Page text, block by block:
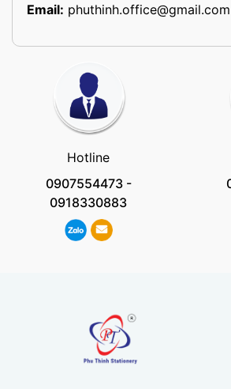
Email: phuthinh.office@gmail.com
Hotline
0907554473-
0918330883